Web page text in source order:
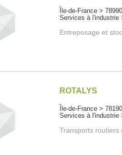
Île-de-France >
Services à l'industrie
Entreposage et
ROTALYS
Île-de-France >
Services à l'industrie
Transports routiers